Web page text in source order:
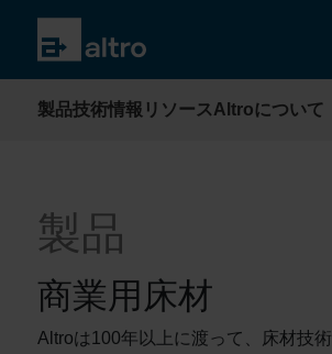
製品技術情報 リソースAltroについて
製品
商業用床材
Altroは100年以上に渡って、床材技